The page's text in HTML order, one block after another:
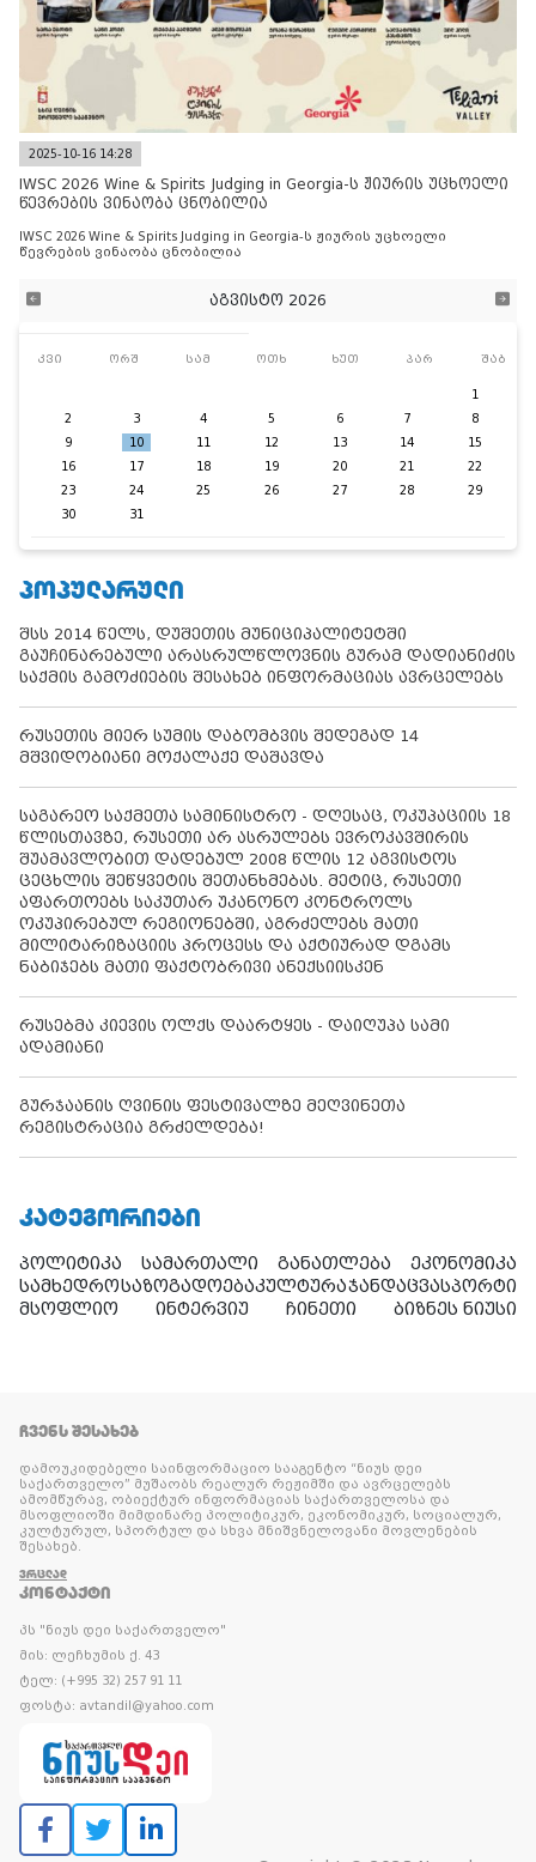
2025-10-16 14:28
IWSC 2026 Wine & Spirits Judging in Georgia-ს ჟიურის უცხოელი
წევრების ვინაობა ცნობილია
IWSC 2026 Wine & Spirits Judging in Georgia-ს ჟიურის უცხოელი
წევრების ვინაობა ცნობილია
აგვისტო 2026
კვი ორშ სამ ოთხ ხუთ პარ შაბ
1
2
3 4 5 6 7
8
9
10 11 12 13 14
15
16
17 18 19 20 21
22
23
24 25 26 27 28
29
30
31
ᲞᲝᲞᲣᲚᲐᲠᲣᲚᲘ
შსს 2014 წელს, დუშეთის მუნიციპალიტეტში
გაუჩინარებული არასრულწლოვნის გურამ დადიანიძის
საქმის გამოძიების შესახებ ინფორმაციას ავრცელებს
რუსეთის მიერ სუმის დაბომბვის შედეგად 14
მშვიდობიანი მოქალაქე დაშავდა
საგარეო საქმეთა სამინისტრო - დღესაც, ოკუპაციის 18
წლისთავზე, რუსეთი არ ასრულებს ევროკავშირის
შუამავლობით დადებულ 2008 წლის 12 აგვისტოს
ცეცხლის შეწყვეტის შეთანხმებას. მეტიც, რუსეთი
აფართოებს საკუთარ უკანონო კონტროლს
ოკუპირებულ რეგიონებში, აგრძელებს მათი
მილიტარიზაციის პროცესს და აქტიურად დგამს
ნაბიჯებს მათი ფაქტობრივი ანექსიისკენ
რუსებმა კიევის ოლქს დაარტყეს - დაიღუპა სამი
ადამიანი
გურჯაანის ღვინის ფესტივალზე მეღვინეთა
რეგისტრაცია გრძელდება!
ᲙᲐᲢᲔᲒᲝᲠᲘᲔᲑᲘ
პოლიტიკა სამართალი განათლება
ეკონომიკა
სამხედროსაზოგადოებაკულტურაჯანდაცვასპორტი
მსოფლიო
ინტერვიუ ჩინეთი ბიზნეს ნიუსი
ᲩᲕᲔᲜᲡ ᲨᲔᲡᲐᲮᲔᲑ
დამოუკიდებელი საინფორმაციო სააგენტო “ნიუს დეი
საქართველო” მუშაობს რეალურ რეჟიმში და ავრცელებს
ამომწურავ, ობიექტურ ინფორმაციას საქართველოსა და
მსოფლიოში მიმდინარე პოლიტიკურ, ეკონომიკურ, სოციალურ,
კულტურულ, სპორტულ და სხვა მნიშვნელოვანი მოვლენების
შესახებ.
ᲕᲠᲪᲚᲐᲓ
ᲙᲝᲜᲢᲐᲥᲢᲘ
პს "ნიუს დეი საქართველო"
მის: ლეჩხუმის ქ. 43
ტელ: (+995 32) 257 91 11
ფოსტა: avtandil@yahoo.com